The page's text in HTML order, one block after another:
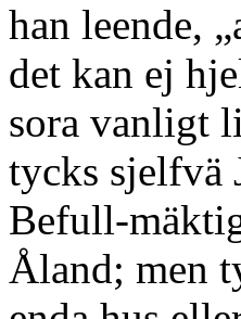
han leende,
det kan ej
sora vanligt
tycks sjelfvä
Befull-
Åland; men